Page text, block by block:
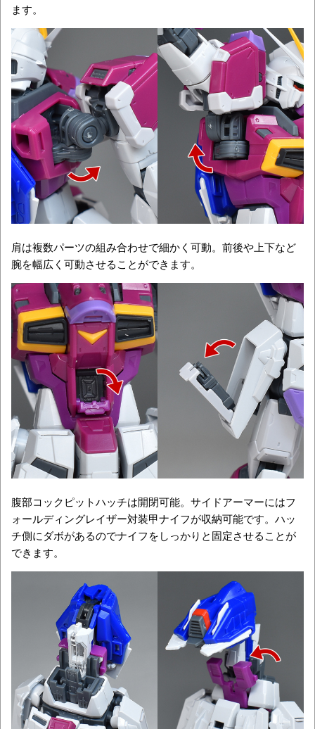
ます。
肩は複数パーツの組み合わせで細かく可動。前後や上下など
腕を幅広く可動させることができます。
腹部コックピットハッチは開閉可能。サイドアーマーにはフ
ォールディングレイザー対装甲ナイフが収納可能です。ハッ
チ側にダボがあるのでナイフをしっかりと固定させることが
できます。